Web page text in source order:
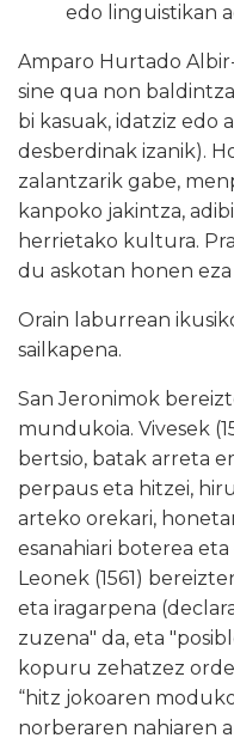
edo linguistikan
Amparo Hurtado
sine qua non
bi kasuak, idatziz edo
desberdinak izanik).
zalantzarik gabe,
kanpoko jakintza,
herrietako kultura.
du askotan honen eza
Orain laburrean
sailkapena.
San Jeronimok
mundukoia. Vivesek
bertsio, batak arreta
perpaus eta hitzei,
arteko orekari,
esanahiari boterea
Leonek (1561)
eta iragarpena
zuzena" da, eta
kopuru zehatzez
“hitz jokoaren
norberaren nahiaren